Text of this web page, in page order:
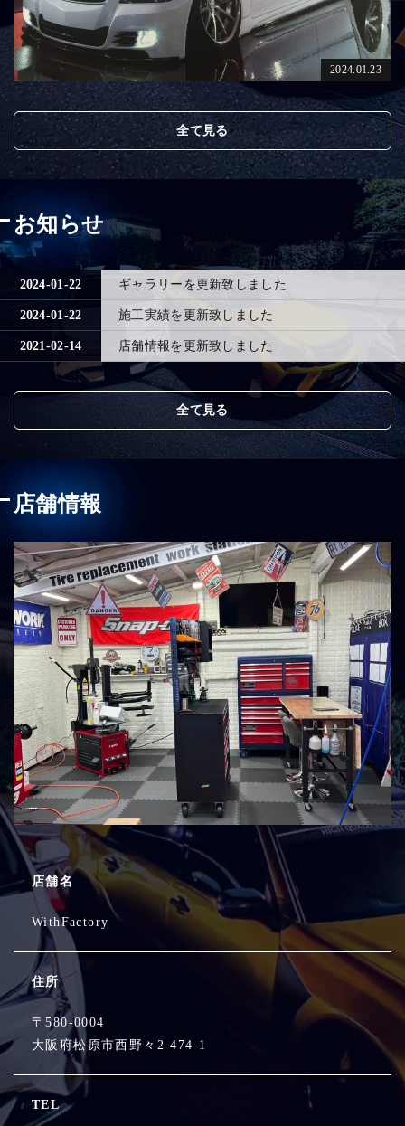
2024.01.23
全て見る
お知らせ
2024-01-22 ギャラリーを更新致しました
2024-01-22 施工実績を更新致しました
2021-02-14 店舗情報を更新致しました
全て見る
店舗情報
店舗名
WithFactory
住所
〒580-0004
大阪府松原市西野々2-474-1
TEL